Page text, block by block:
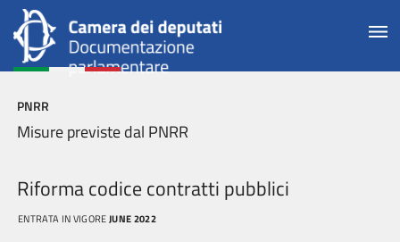
PNRR
Misure previste dal PNRR
Riforma codice contratti pubblici
ENTRATA IN VIGOREJUNE 2022